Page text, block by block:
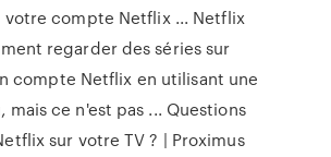
compte Netflix ... Netflix
regarder des séries sur
compte Netflix en utilisant une
mais ce n'est pas ... Questions
sur votre TV ? | Proximus